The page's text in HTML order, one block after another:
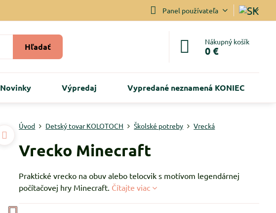
Panel používateľa
Hľadať Nákupný košík
0 €
Novinky Výpredaj Vypredané neznamená KONIEC
Úvod Detský tovar KOLOTOCH Školské potreby Vrecká
Vrecko Minecraft
Praktické vrecko na obuv alebo telocvik s motívom legendárnej
počítačovej hry Minecraft. Čítajte viac